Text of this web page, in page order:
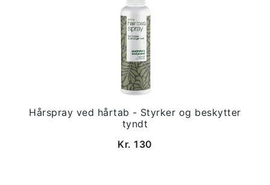
Hårspray ved hårtab - Styrker og beskytter
tyndt
Kr. 130